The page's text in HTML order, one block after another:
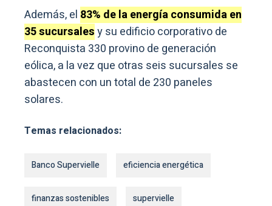
Además, el 83% de la energía consumida en
35 sucursalesy su edificio corporativo de
Reconquista 330 provino de generación
eólica, a la vez que otras seis sucursales se
abastecen con un total de 230 paneles
solares.
Temas relacionados:
Banco Supervielle eficiencia energética
finanzas sostenibles supervielle